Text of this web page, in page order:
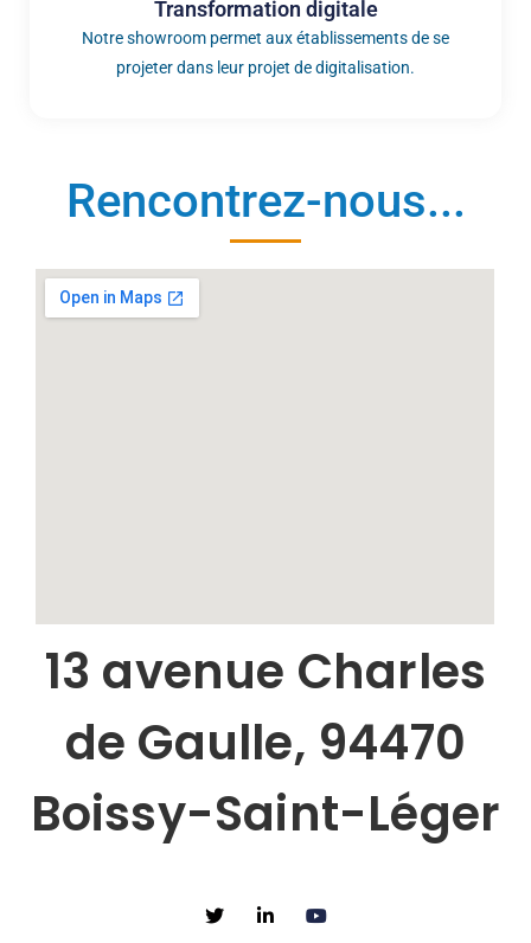
Transformation digitale
Notre showroom permet aux établissements de se
projeter dans leur projet de digitalisation.
Rencontrez-nous...
13 avenue Charles
de Gaulle, 94470
Boissy-Saint-Léger